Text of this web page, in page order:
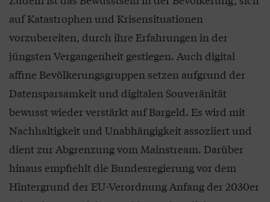
auf Katastrophen und Krisensituationen
vorzubereiten, durch ihre Erfahrungen in der
jüngsten Vergangenheit gestiegen. Auch digital
affine Bevölkerungsgruppen setzen aufgrund der
Datensparsamkeit und digitalen Souveränität
bewusst wieder verstärkt auf Bargeld. Es wird mit
Nachhaltigkeit und Unabhängigkeit assoziiert und
dient zur Abgrenzung vom Mainstream. Darüber
hinaus empfiehlt die Bundesregierung vor dem
Hintergrund der EU-Verordnung Anfang der 2030er